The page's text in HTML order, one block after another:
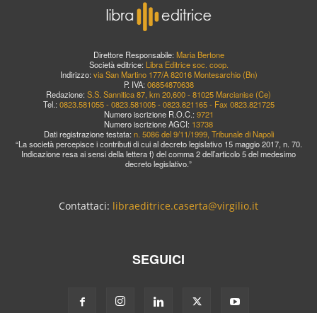
Direttore Responsabile: Maria Bertone
Società editrice: Libra Editrice soc. coop.
Indirizzo: via San Martino 177/A 82016 Montesarchio (Bn)
P. IVA: 06854870638
Redazione: S.S. Sannitica 87, km 20,600 - 81025 Marcianise (Ce)
Tel.: 0823.581055 - 0823.581005 - 0823.821165 - Fax 0823.821725
Numero iscrizione R.O.C.: 9721
Numero iscrizione AGCI: 13738
Dati registrazione testata: n. 5086 del 9/11/1999, Tribunale di Napoli
“La società percepisce i contributi di cui al decreto legislativo 15 maggio 2017, n. 70.
Indicazione resa ai sensi della lettera f) del comma 2 dell’articolo 5 del medesimo
decreto legislativo.”
Contattaci: libraeditrice.caserta@virgilio.it
SEGUICI